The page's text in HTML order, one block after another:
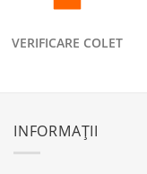
VERIFICARE COLET
INFORMAȚII